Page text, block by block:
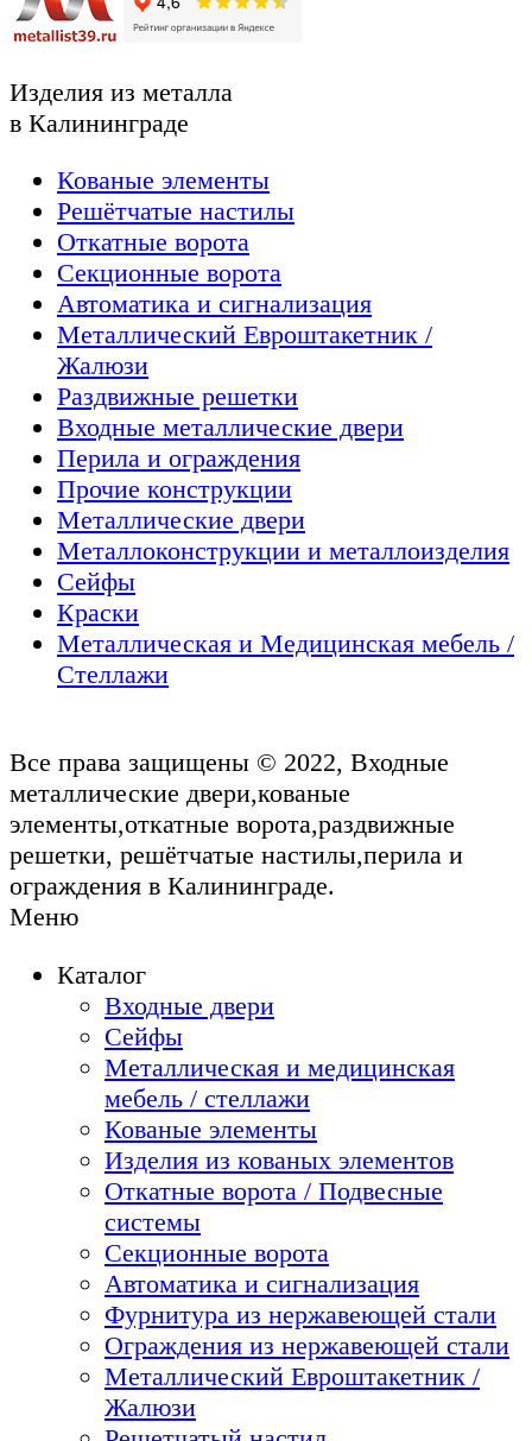
Изделия из металла
в Калининграде
Кованые элементы
Решётчатые настилы
Откатные ворота
Секционные ворота
Автоматика и сигнализация
Металлический Евроштакетник /
Жалюзи
Раздвижные решетки
Входные металлические двери
Перила и ограждения
Прочие конструкции
Металлические двери
Металлоконструкции и металлоизделия
Сейфы
Краски
Металлическая и Медицинская мебель /
Стеллажи
Все права защищены © 2022, Входные
металлические двери,кованые
элементы,откатные ворота,раздвижные
решетки, решётчатые настилы,перила и
ограждения в Калининграде.
Меню
Каталог
Входные двери
Сейфы
Металлическая и медицинская
мебель / стеллажи
Кованые элементы
Изделия из кованых элементов
Откатные ворота / Подвесные
системы
Секционные ворота
Автоматика и сигнализация
Фурнитура из нержавеющей стали
Ограждения из нержавеющей стали
Металлический Евроштакетник /
Жалюзи